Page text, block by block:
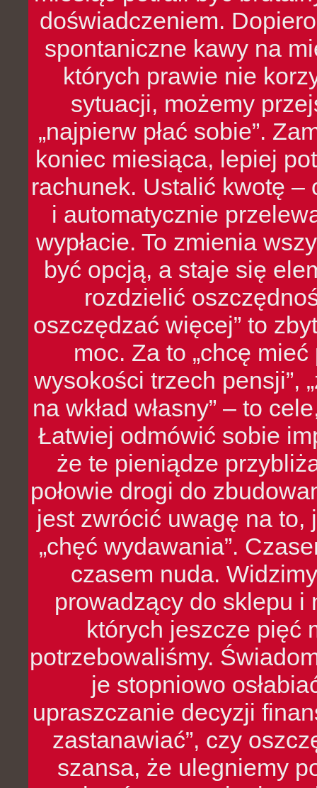
doświadczeniem.
spontaniczne kawy na
których prawie nie
sytuacji, możemy
„najpierw płać sobie”.
koniec miesiąca, lepiej
rachunek. Ustalić kwotę
i automatycznie
wypłacie. To zmienia
być opcją, a staje się
rozdzielić
oszczędzać więcej” to
moc. Za to „chcę
wysokości trzech pensji”,
na wkład własny” – to
Łatwiej odmówić sobie
że te pieniądze
połowie drogi do
jest zwrócić uwagę na to,
„chęć wydawania”.
czasem nuda.
prowadzący do sklepu i
których jeszcze pięć
potrzebowaliśmy.
je stopniowo
upraszczanie decyzji
zastanawiać”, czy
szansa, że ulegniemy